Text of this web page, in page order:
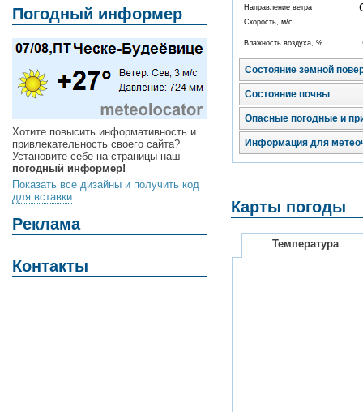
Погодный информер
Хотите повысить информативность и
привлекательность своего сайта?
Установите себе на страницы наш
погодный информер!
Показать все дизайны и получить код
для вставки
Реклама
Контакты
Направление ветра
Скорость, м/с
Влажность воздуха, %
Состояние земной
Состояние почвы
Опасные погодные и
Информация для
Карты погоды
Температура